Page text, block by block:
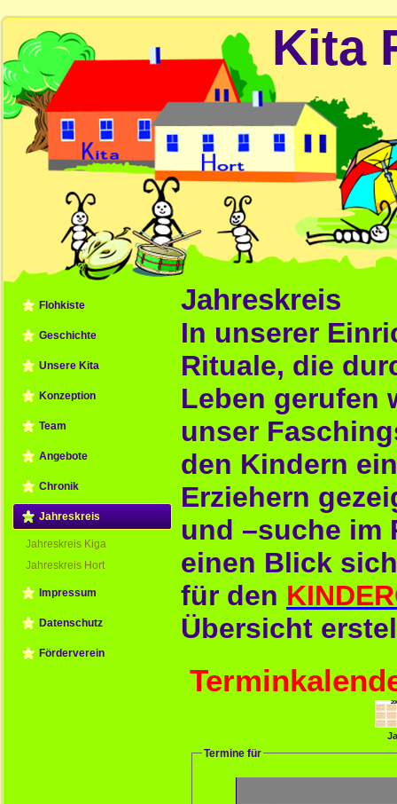
Kita
Flohkiste
Geschichte
Unsere Kita
Konzeption
Team
Angebote
Chronik
Jahreskreis
Jahreskreis Kiga
Jahreskreis Hort
Impressum
Datenschutz
Förderverein
Jahreskreis
In unserer
Rituale, die
Leben gerufen
unser
den Kindern
Erziehern
und –suche im
einen Blick
für den
Übersicht
Termine für